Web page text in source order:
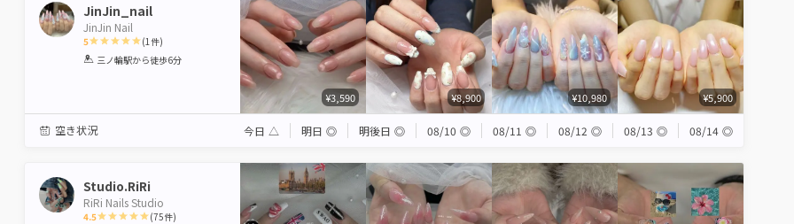
JinJin_nail
JinJin Nail
5
1 2 3 4 5
(1 件)
三ノ輪駅から徒歩6分
¥3,590 ¥8,900 ¥10,980 ¥5,900
空き状況 今日 △ 明日 ◎ 明後日 ◎ 08/10 ◎ 08/11 ◎ 08/12 ◎ 08/13 ◎ 08/14 ◎
Studio.RiRi
RiRi Nails Studio
4.5 (75件)